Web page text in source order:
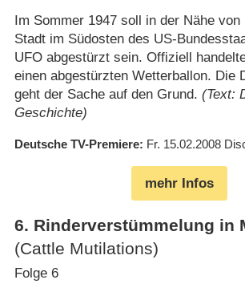
Im Sommer 1947 soll in der Nähe
Stadt im Südosten des US-
UFO abgestürzt sein. Offiziell
einen abgestürzten Wetterballon. Die
geht der Sache auf den Grund. (Text:
Geschichte)
Deutsche TV-Premiere Fr. 15.02.2008
mehr Infos
6. Rinderverstümmelung in
(Cattle Mutilations)
Folge 6